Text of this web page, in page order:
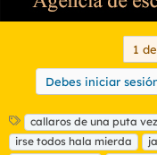
1
Debes iniciar
E
t
i
callaros de una puta vez
irse todos hala mierda